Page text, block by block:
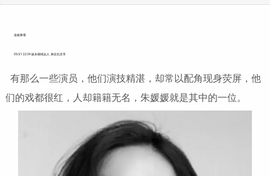
金娱靠谱
05/21 22:34 娱乐领域达人 来自北京市
有那么一些演员，他们演技精湛，却常以配角现身荧屏，他
们的戏都很红，人却籍籍无名，朱媛媛就是其中的一位。